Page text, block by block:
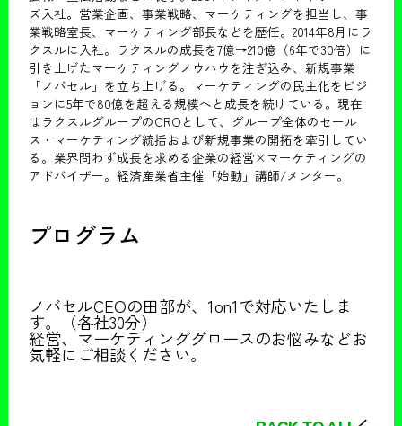
ズ入社。営業企画、事業戦略、マーケティングを担当し、事
業戦略室長、マーケティング部長などを歴任。2014年8月にラ
クスルに入社。ラクスルの成長を7億→210億（6年で30倍）に
引き上げたマーケティングノウハウを注ぎ込み、新規事業
「ノバセル」を立ち上げる。マーケティングの民主化をビジ
ョンに5年で80億を超える規模へと成長を続けている。現在
はラクスルグループのCROとして、グループ全体のセール
ス・マーケティング統括および新規事業の開拓を牽引してい
る。業界問わず成長を求める企業の経営×マーケティングの
アドバイザー。経済産業省主催「始動」講師/メンター。
プログラム
ノバセルCEOの田部が、1on1で対応いたしま
す。（各社30分）
経営、マーケティンググロースのお悩みなどお
気軽にご相談ください。